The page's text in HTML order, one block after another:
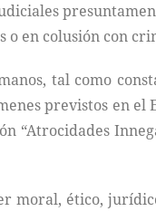
en colusión con
tal como
previstos en el
“Atrocidades
moral, ético,